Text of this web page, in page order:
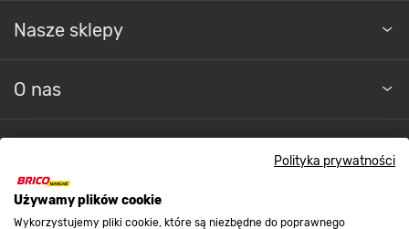
Polityka prywatności
Używamy plików cookie
Wykorzystujemy pliki cookie, które są niezbędne do poprawnego
Nasze sklepy
O nas
Strefa biznesu